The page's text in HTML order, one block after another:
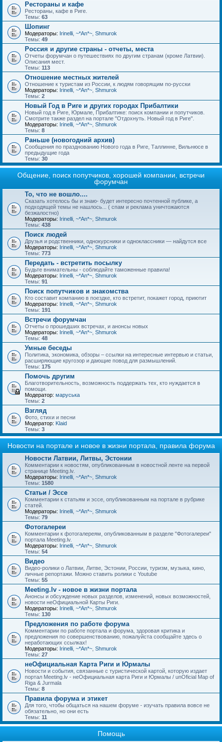
Рестораны и кафе
Рестораны, кафе в Риге.
Темы: 63
Шопинг
Модераторы: Irinelli ~*An*~ Shmurok
Темы: 49
Россия и другие страны - отчеты, места
Отчеты форумчан о путешествиях по другим странам (кроме Латвии).
Описания мест.
Темы: 113
Отношение местных жителей
Отношение к туристам из России, к людям говорящим по-русски
Модераторы: Irinelli ~*An*~ Shmurok
Темы: 2
Новый Год в Риге и других городах Прибалтики
Новый год в Риге, Юрмале, Прибалтике: поиск компании и попутчиков.
Смотрите также раздел на портале "Отдохнуть. Новый год в Риге".
Модераторы: Irinelli ~*An*~ Shmurok
Темы: 8
Раньше (новогодний архив)
Сообщения по празднованию Нового года в Риге, Таллинне, Вильнюсе в
предыдущие года
Темы: 30
Общение, поиск попутчиков, хорошей компании, встречи
форумчан
То, что не вошло....
Сказать хотелось бы и знаю- будет интересно почтенной публике, а
подходящей темы не нашлось... ( спам и реклама уничтожаются
безжалостно)
Модераторы: Irinelli ~*An*~ Shmurok
Темы: 438
Поиск людей
Друзья и родственники, однокурсники и одноклассники — найдутся все
Модераторы: Irinelli ~*An*~ Shmurok
Темы: 773
Передать - встретить посылку
Будьте внимательны - соблюдайте таможенные правила!
Модераторы: Irinelli ~*An*~ Shmurok
Темы: 91
Поиск попутчиков и знакомства
Кто составит компанию в поездке, кто встретит, покажет город, приютит
Модераторы: Irinelli ~*An*~ Shmurok
Темы: 191
Встречи форумчан
Отчеты о прошедших встречах, и анонсы новых
Модераторы: Irinelli ~*An*~ Shmurok
Темы: 48
Умные беседы
Политика, экономика, обзоры – ссылки на интересные интервью и статьи,
расширяющие кругозор и дающие повод для размышлений.
Темы: 175
Помочь другим
Благотворительность, возможность поддержать тех, кто нуждается в
помощи.
Модератор: маруська
Темы: 2
Взгляд
Фото, стихи и песни
Модератор: Klaid
Темы: 3
Новости на портале и новое в жизни портала, правила форума
Новости Латвии, Литвы, Эстонии
Комментарии к новостям, опубликованным в новостной ленте на первой
странице Meeting.lv.
Модераторы: Irinelli ~*An*~ Shmurok
Темы: 1580
Статьи / Эссе
Комментарии к статьям и эссе, опубликованным на портале в рубрике
статей.
Модераторы: Irinelli ~*An*~ Shmurok
Темы: 79
Фотогалереи
Комментарии к фотогалереям, опубликованным в разделе "Фотогалереи"
портала Meeting.lv.
Модераторы: Irinelli ~*An*~ Shmurok
Темы: 54
Видео
Видео-ролики о Латвии, Литве, Эстонии, России, туризм, музыка, кино,
личные репортажи. Можно ставить ролики с Youtube
Темы: 55
Meeting.lv - новое в жизни портала
Анонсы и обсуждение новых разделов, изменений, новых возможностей,
новости неОфициальной Карты Риги.
Модераторы: Irinelli ~*An*~ Shmurok
Темы: 130
Предложения по работе форума
Комментарии по работе портала и форума, здоровая критика и
предложения по совершенствованию, пожалуйста сообщайте здесь о
неработающих ссылках!
Модераторы: Irinelli ~*An*~ Shmurok
Темы: 27
неОфициальная Карта Риги и Юрмалы
Новости и события, связанные с туристической картой, которую издает
портал Meeting.lv - неОфициальная карта Риги и Юрмалы / unOficial Map of
Riga & Jurmala
Темы: 8
Правила форума и этикет
Для того, чтобы общаться на нашем форуме - изучать правила вовсе не
обязательно, но они есть
Темы: 11
Помощь